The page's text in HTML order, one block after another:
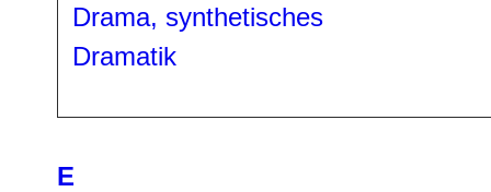
Drama, synthetisches
Dramatik
E